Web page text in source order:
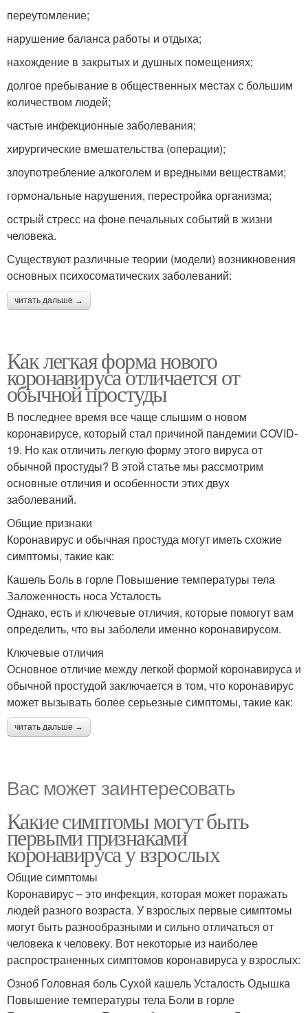
переутомление;
нарушение баланса работы и отдыха;
нахождение в закрытых и душных помещениях;
долгое пребывание в общественных местах с большим
количеством людей;
частые инфекционные заболевания;
хирургические вмешательства (операции);
злоупотребление алкоголем и вредными веществами;
гормональные нарушения, перестройка организма;
острый стресс на фоне печальных событий в жизни
человека.
Существуют различные теории (модели) возникновения
основных психосоматических заболеваний:
читать дальше →
Как легкая форма нового
коронавируса отличается от
обычной простуды
В последнее время все чаще слышим о новом
коронавирусе, который стал причиной пандемии COVID-
19. Но как отличить легкую форму этого вируса от
обычной простуды? В этой статье мы рассмотрим
основные отличия и особенности этих двух
заболеваний.
Общие признаки
Коронавирус и обычная простуда могут иметь схожие
симптомы, такие как:
Кашель Боль в горле Повышение температуры тела
Заложенность носа Усталость
Однако, есть и ключевые отличия, которые помогут вам
определить, что вы заболели именно коронавирусом.
Ключевые отличия
Основное отличие между легкой формой коронавируса и
обычной простудой заключается в том, что коронавирус
может вызывать более серьезные симптомы, такие как:
читать дальше →
Вас может заинтересовать
Какие симптомы могут быть
первыми признаками
коронавируса у взрослых
Общие симптомы
Коронавирус – это инфекция, которая может поражать
людей разного возраста. У взрослых первые симптомы
могут быть разнообразными и сильно отличаться от
человека к человеку. Вот некоторые из наиболее
распространенных симптомов коронавируса у взрослых:
Озноб Головная боль Сухой кашель Усталость Одышка
Повышение температуры тела Боли в горле